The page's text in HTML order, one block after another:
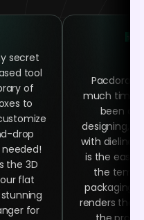
secret
tool
of
to
drop
needed!
the 3D
flat
for
Pacdora
much time
been
designing,
with
is the easy
the
packaging
renders that